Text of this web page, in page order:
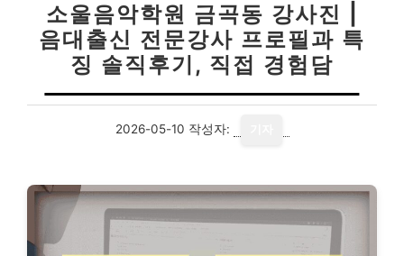
소울음악학원 금곡동 강사진 |
음대출신 전문강사 프로필과 특
징 솔직후기, 직접 경험담
2026-05-10 작성자: